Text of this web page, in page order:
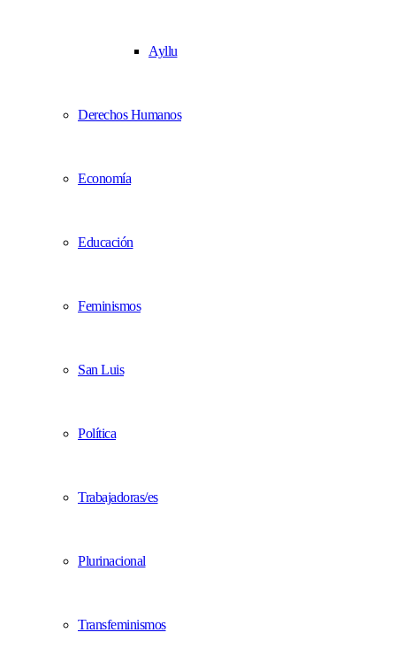
Ayllu
Derechos Humanos
Economía
Educación
Feminismos
San Luis
Política
Trabajadoras/es
Plurinacional
Transfeminismos